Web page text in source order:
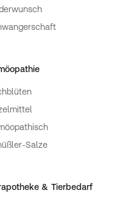
, Hanf- und
Salze
& Tierbedarf